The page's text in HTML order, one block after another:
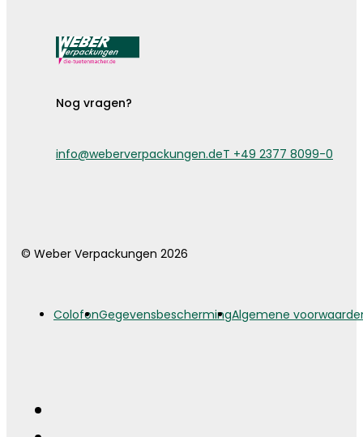
Nog vragen?
info@weberverpackungen.deT +49 2377 8099-0
© Weber Verpackungen 2026
ColofonGegevensbeschermingAlgemene